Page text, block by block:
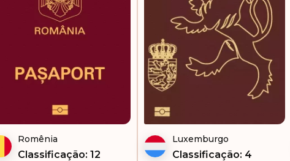
Romênia
Classificação: 12
Luxemburgo
Classificação: 4